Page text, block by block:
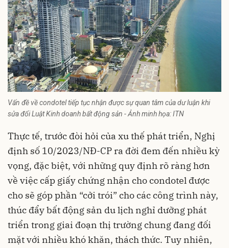
Vấn đề về condotel tiếp tục nhận được sự quan tâm của dư luận khi
sửa đổi Luật Kinh doanh bất động sản - Ảnh minh họa: ITN
Thực tế, trước đòi hỏi của xu thế phát triển, Nghị
định số 10/2023/NĐ-CP ra đời đem đến nhiều kỳ
vọng, đặc biệt, với những quy định rõ ràng hơn
về việc cấp giấy chứng nhận cho condotel được
cho sẽ góp phần “cởi trói” cho các công trình này,
thúc đẩy bất động sản du lịch nghỉ dưỡng phát
triển trong giai đoạn thị trường chung đang đối
mặt với nhiều khó khăn, thách thức. Tuy nhiên,